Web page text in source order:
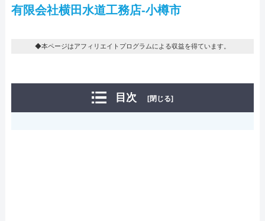
有限会社横田水道工務店-小樽市
◆本ページはアフィリエイトプログラムによる収益を得ています。
目次 [閉じる]